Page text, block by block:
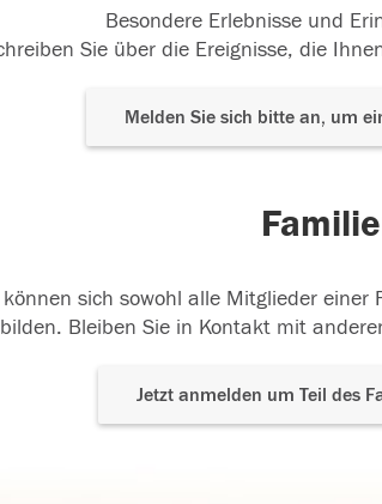
Besondere Erlebnisse und
Sie über die Ereignisse, die
Melden Sie sich bitte an, um
sich sowohl alle Mitglieder
Bleiben Sie in Kontakt mit
Jetzt anmelden um Teil des